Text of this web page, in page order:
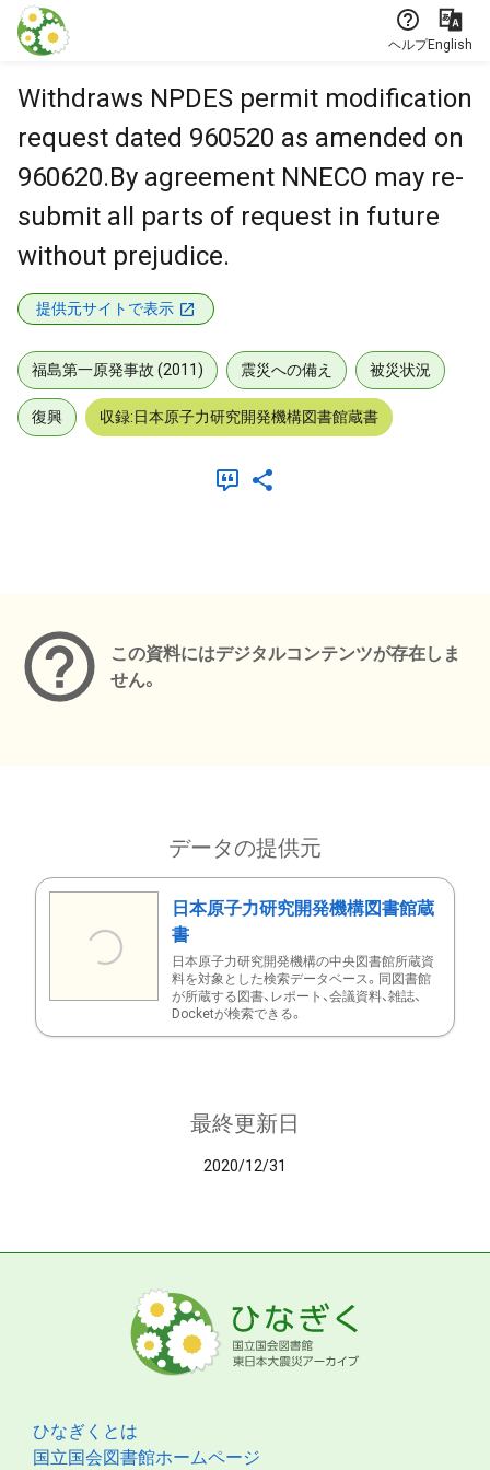
本文に飛ぶ
ヘルプEnglish
Withdraws NPDES permit modification
request dated 960520 as amended on
960620.By agreement NNECO may re-
submit all parts of request in future
without prejudice.
提供元サイトで表示
福島第一原発事故 (2011) 震災への備え 被災状況
復興 収録:日本原子力研究開発機構図書館蔵書
この資料にはデジタルコンテンツが存在しま
せん。
データの提供元
日本原子力研究開発機構図書館蔵
書
日本原子力研究開発機構の中央図書館所蔵資
料を対象とした検索データベース。同図書館
が所蔵する図書、レポート、会議資料、雑誌、
Docketが検索できる。
最終更新日
2020/12/31
ひなぎくとは
国立国会図書館ホームページ